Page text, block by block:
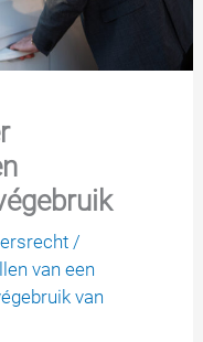
/
van een
van